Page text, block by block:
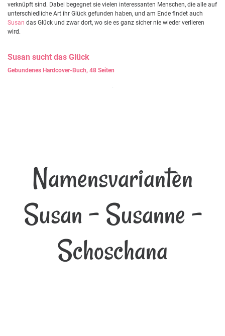
verknüpft sind. Dabei begegnet sie vielen interessanten Menschen, die alle auf
unterschiedliche Art ihr Glück gefunden haben, und am Ende findet auch
Susan das Glück und zwar dort, wo sie es ganz sicher nie wieder verlieren
wird.
Susan sucht das Glück
Gebundenes Hardcover-Buch, 48 Seiten
Namensvarianten
Susan - Susanne -
Schoschana